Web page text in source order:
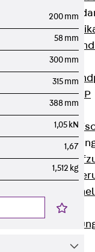
Attika-
Zurück
Windposts
Zurück
Windpost JWP
Zurück
200 mm
58 mm
300 mm
315 mm
388 mm
1,05 kN
1,67
1,512 kg